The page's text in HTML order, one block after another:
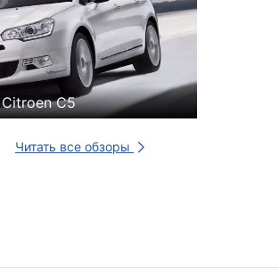
Citroen C5
Читать все обзоры